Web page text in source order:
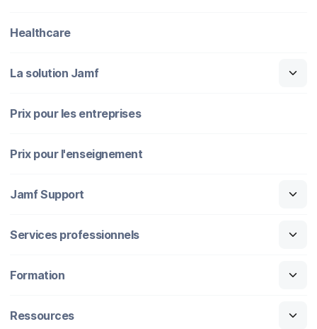
Healthcare
La solution Jamf
Prix pour les entreprises
Prix pour l'enseignement
Jamf Support
Services professionnels
Formation
Ressources